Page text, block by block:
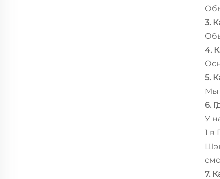
3.
4.
5.
Мы
6.
У
1 в
7.